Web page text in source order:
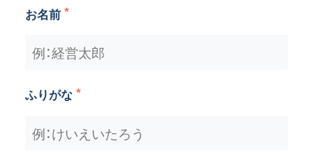
お名前
ふりがな